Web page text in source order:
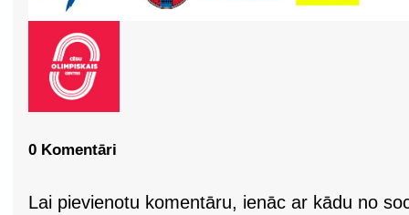
0 Komentāri
Lai pievienotu komentāru, ienāc ar kādu no